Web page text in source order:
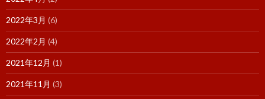
2022年3月 (6)
2022年2月 (4)
2021年12月 (1)
2021年11月 (3)